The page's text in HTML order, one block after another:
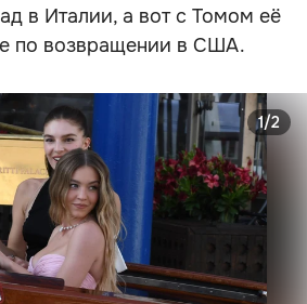
в Италии, а вот с Томом её
по возвращении в США.
1/2